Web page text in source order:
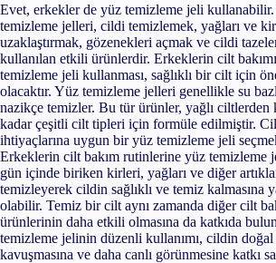
Evet, erkekler de yüz temizleme jeli
temizleme jelleri, cildi temizlemek, yağları ve
uzaklaştırmak, gözenekleri açmak ve cildi
kullanılan etkili ürünlerdir. Erkeklerin cilt
temizleme jeli kullanması, sağlıklı bir cilt için
olacaktır. Yüz temizleme jelleri genellikle su
nazikçe temizler. Bu tür ürünler, yağlı ciltlerden
kadar çeşitli cilt tipleri için formüle edilmiştir.
ihtiyaçlarına uygun bir yüz temizleme jeli
Erkeklerin cilt bakım rutinlerine yüz temizleme
gün içinde biriken kirleri, yağları ve diğer
temizleyerek cildin sağlıklı ve temiz kalmasına
olabilir. Temiz bir cilt aynı zamanda diğer cilt
ürünlerinin daha etkili olmasına da katkıda
temizleme jelinin düzenli kullanımı, cildin doğal
kavuşmasına ve daha canlı görünmesine katkı